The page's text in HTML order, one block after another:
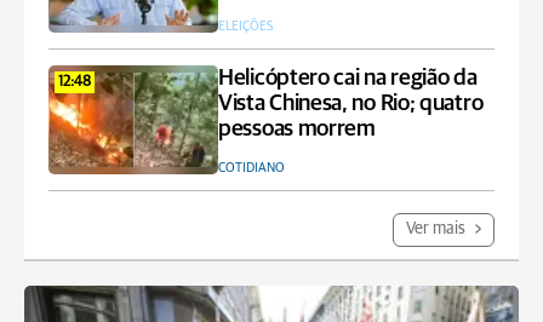
ELEIÇÕES
12:48
Helicóptero cai na região da
Vista Chinesa, no Rio; quatro
pessoas morrem
COTIDIANO
Ver mais